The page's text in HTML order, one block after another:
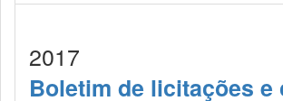
2017
Boletim de licitações e